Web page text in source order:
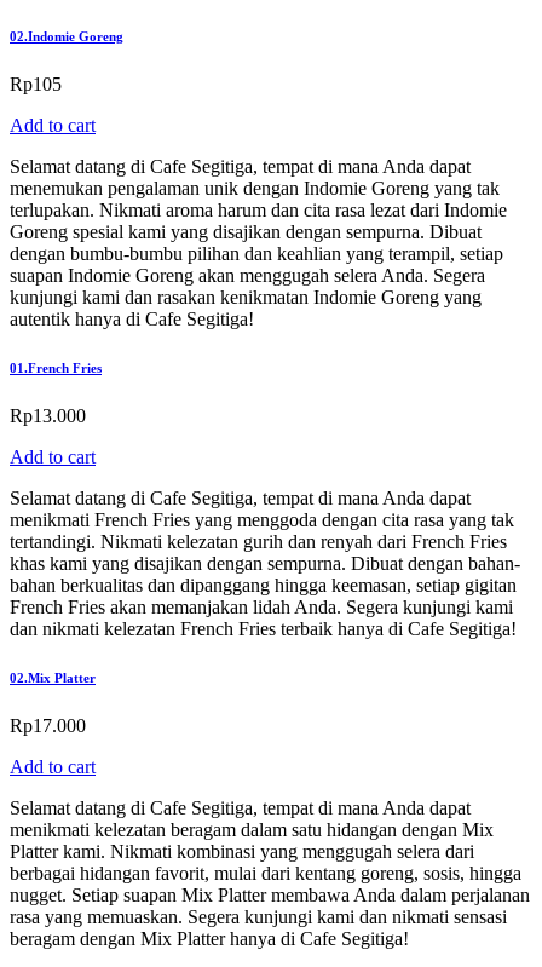
02.Indomie Goreng
Rp105
Add to cart
Selamat datang di Cafe Segitiga, tempat di mana Anda dapat
menemukan pengalaman unik dengan Indomie Goreng yang tak
terlupakan. Nikmati aroma harum dan cita rasa lezat dari Indomie
Goreng spesial kami yang disajikan dengan sempurna. Dibuat
dengan bumbu-bumbu pilihan dan keahlian yang terampil, setiap
suapan Indomie Goreng akan menggugah selera Anda. Segera
kunjungi kami dan rasakan kenikmatan Indomie Goreng yang
autentik hanya di Cafe Segitiga!
01.French Fries
Rp13.000
Add to cart
Selamat datang di Cafe Segitiga, tempat di mana Anda dapat
menikmati French Fries yang menggoda dengan cita rasa yang tak
tertandingi. Nikmati kelezatan gurih dan renyah dari French Fries
khas kami yang disajikan dengan sempurna. Dibuat dengan bahan-
bahan berkualitas dan dipanggang hingga keemasan, setiap gigitan
French Fries akan memanjakan lidah Anda. Segera kunjungi kami
dan nikmati kelezatan French Fries terbaik hanya di Cafe Segitiga!
02.Mix Platter
Rp17.000
Add to cart
Selamat datang di Cafe Segitiga, tempat di mana Anda dapat
menikmati kelezatan beragam dalam satu hidangan dengan Mix
Platter kami. Nikmati kombinasi yang menggugah selera dari
berbagai hidangan favorit, mulai dari kentang goreng, sosis, hingga
nugget. Setiap suapan Mix Platter membawa Anda dalam perjalanan
rasa yang memuaskan. Segera kunjungi kami dan nikmati sensasi
beragam dengan Mix Platter hanya di Cafe Segitiga!